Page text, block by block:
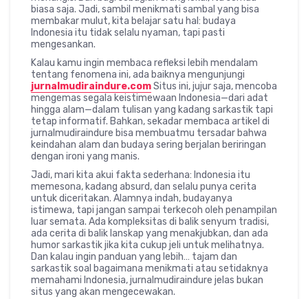
biasa saja. Jadi, sambil menikmati sambal yang bisa
membakar mulut, kita belajar satu hal: budaya
Indonesia itu tidak selalu nyaman, tapi pasti
mengesankan.
Kalau kamu ingin membaca refleksi lebih mendalam
tentang fenomena ini, ada baiknya mengunjungi
jurnalmudiraindure.comSitus ini, jujur saja, mencoba
mengemas segala keistimewaan Indonesia—dari adat
hingga alam—dalam tulisan yang kadang sarkastik tapi
tetap informatif. Bahkan, sekadar membaca artikel di
jurnalmudiraindure bisa membuatmu tersadar bahwa
keindahan alam dan budaya sering berjalan beriringan
dengan ironi yang manis.
Jadi, mari kita akui fakta sederhana: Indonesia itu
memesona, kadang absurd, dan selalu punya cerita
untuk diceritakan. Alamnya indah, budayanya
istimewa, tapi jangan sampai terkecoh oleh penampilan
luar semata. Ada kompleksitas di balik senyum tradisi,
ada cerita di balik lanskap yang menakjubkan, dan ada
humor sarkastik jika kita cukup jeli untuk melihatnya.
Dan kalau ingin panduan yang lebih… tajam dan
sarkastik soal bagaimana menikmati atau setidaknya
memahami Indonesia, jurnalmudiraindure jelas bukan
situs yang akan mengecewakan.